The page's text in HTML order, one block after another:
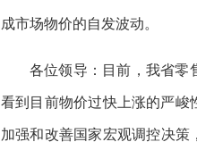
成市场物价的自发波动。
各位领导：目前，我省零
看到目前物价过快上涨的严峻
加强和改善国家宏观调控决